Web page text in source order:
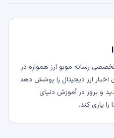
رسانه موبو ارز همواره در
ارز دیجیتال را پوشش دهد
و بروز در آموزش دنیای
یاری کند.